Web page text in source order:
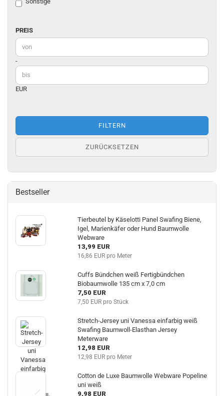
PREIS
PREIS
Preis bis
-
EUR
FILTERN
ZURÜCKSETZEN
Bestseller
Tierbeutel by Käselotti Panel Swafing Biene,
Igel, Marienkäfer oder Hund Baumwolle
Webware
13,99 EUR
16,86 EUR pro Meter
Cuffs Bündchen weiß Fertigbündchen
Biobaumwolle 135 cm x 7,0 cm
7,50 EUR
7,50 EUR pro Stück
Stretch-Jersey uni Vanessa einfarbig weiß
Swafing Baumwoll-Elasthan Jersey
Meterware
12,98 EUR
12,98 EUR pro Meter
Cotton de Luxe Baumwolle Webware Popeline
uni weiß
9,98 EUR